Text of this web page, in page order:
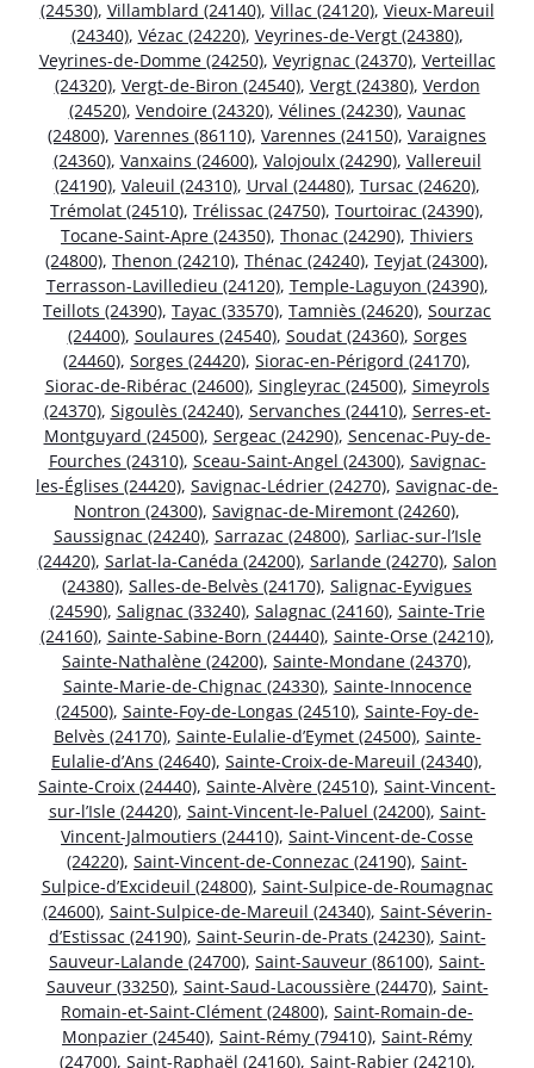
(24530), Villamblard (24140), Villac (24120), Vieux-Mareuil
(24340), Vézac (24220), Veyrines-de-Vergt (24380),
Veyrines-de-Domme (24250), Veyrignac (24370), Verteillac
(24320), Vergt-de-Biron (24540), Vergt (24380), Verdon
(24520), Vendoire (24320), Vélines (24230), Vaunac
(24800), Varennes (86110), Varennes (24150), Varaignes
(24360), Vanxains (24600), Valojoulx (24290), Vallereuil
(24190), Valeuil (24310), Urval (24480), Tursac (24620),
Trémolat (24510), Trélissac (24750), Tourtoirac (24390),
Tocane-Saint-Apre (24350), Thonac (24290), Thiviers
(24800), Thenon (24210), Thénac (24240), Teyjat (24300),
Terrasson-Lavilledieu (24120), Temple-Laguyon (24390),
Teillots (24390), Tayac (33570), Tamniès (24620), Sourzac
(24400), Soulaures (24540), Soudat (24360), Sorges
(24460), Sorges (24420), Siorac-en-Périgord (24170),
Siorac-de-Ribérac (24600), Singleyrac (24500), Simeyrols
(24370), Sigoulès (24240), Servanches (24410), Serres-et-
Montguyard (24500), Sergeac (24290), Sencenac-Puy-de-
Fourches (24310), Sceau-Saint-Angel (24300), Savignac-
les-Églises (24420), Savignac-Lédrier (24270), Savignac-de-
Nontron (24300), Savignac-de-Miremont (24260),
Saussignac (24240), Sarrazac (24800), Sarliac-sur-l’Isle
(24420), Sarlat-la-Canéda (24200), Sarlande (24270), Salon
(24380), Salles-de-Belvès (24170), Salignac-Eyvigues
(24590), Salignac (33240), Salagnac (24160), Sainte-Trie
(24160), Sainte-Sabine-Born (24440), Sainte-Orse (24210),
Sainte-Nathalène (24200), Sainte-Mondane (24370),
Sainte-Marie-de-Chignac (24330), Sainte-Innocence
(24500), Sainte-Foy-de-Longas (24510), Sainte-Foy-de-
Belvès (24170), Sainte-Eulalie-d’Eymet (24500), Sainte-
Eulalie-d’Ans (24640), Sainte-Croix-de-Mareuil (24340),
Sainte-Croix (24440), Sainte-Alvère (24510), Saint-Vincent-
sur-l’Isle (24420), Saint-Vincent-le-Paluel (24200), Saint-
Vincent-Jalmoutiers (24410), Saint-Vincent-de-Cosse
(24220), Saint-Vincent-de-Connezac (24190), Saint-
Sulpice-d’Excideuil (24800), Saint-Sulpice-de-Roumagnac
(24600), Saint-Sulpice-de-Mareuil (24340), Saint-Séverin-
d’Estissac (24190), Saint-Seurin-de-Prats (24230), Saint-
Sauveur-Lalande (24700), Saint-Sauveur (86100), Saint-
Sauveur (33250), Saint-Saud-Lacoussière (24470), Saint-
Romain-et-Saint-Clément (24800), Saint-Romain-de-
Monpazier (24540), Saint-Rémy (79410), Saint-Rémy
(24700), Saint-Raphaël (24160), Saint-Rabier (24210),